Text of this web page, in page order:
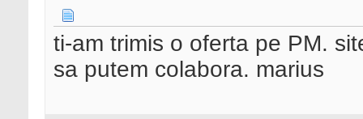
ti-am trimis o oferta pe PM.
sa putem colabora. marius